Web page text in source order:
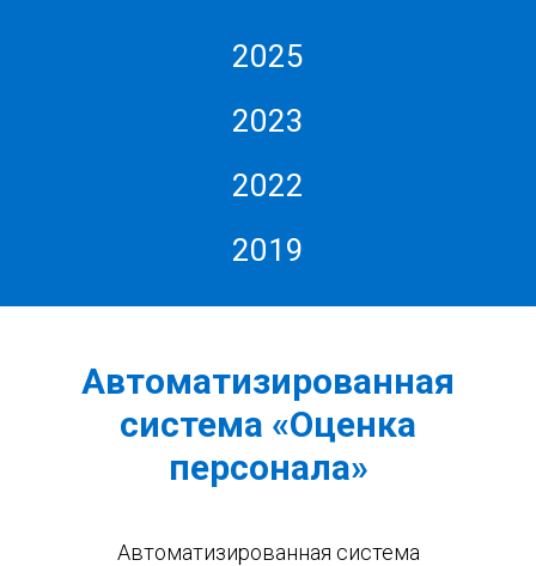
2025
2023
2022
2019
Автоматизированная
система «Оценка
персонала»
Автоматизированная система